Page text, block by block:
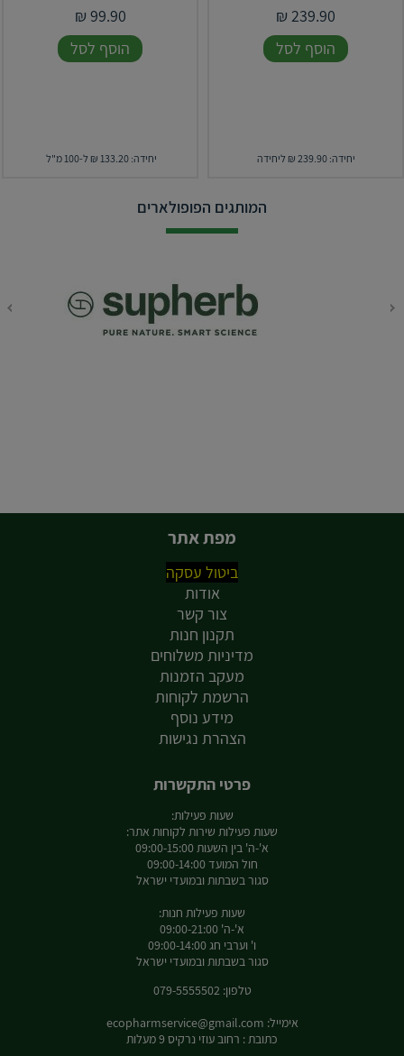
239.90
₪
הוסף לסל
יחידה: 239.90 ₪ ליחידה
99.90
₪
הוסף לסל
יחידה: 133.20 ₪ ל-100 מ"ל
המותגים הפופולארים
מפת אתר
ביטול עסקה
אודות
צור קשר
תקנון חנות
מדיניות משלוחים
מעקב הזמנות
הרשמת לקוחות
מידע נוסף
הצהרת נגישות
פרטי התקשרות
שעות פעילות:
שעות פעילות שירות לקוחות אתר:
א'-ה' בין השעות 09:00-15:00
חול המועד 09:00-14:00
סגור בשבתות ובמועדי ישראל
שעות פעילות חנות:
א'-ה' 09:00-21:00
ו' וערבי חג 09:00-14:00
סגור בשבתות ובמועדי ישראל
טלפון: 079-5555502
אימייל: ecopharmservice@gmail.com
כתובת : רחוב עוזי נרקיס 9 מעלות